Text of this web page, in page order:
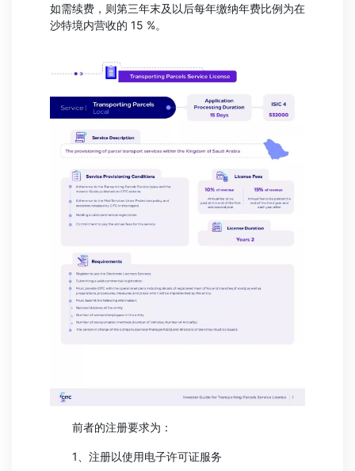
如需续费，则第三年末及以后每年缴纳年费比例为在
沙特境内营收的 15 %。
前者的注册要求为：
1、注册以使用电子许可证服务